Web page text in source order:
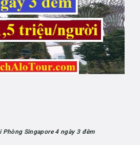
Phòng Singapore 4 ngày 3 đêm